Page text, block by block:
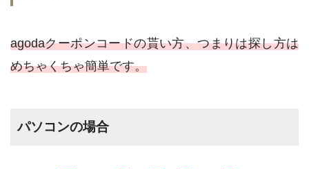
agodaクーポンコードの貰い方、つまりは探し方は
めちゃくちゃ簡単です。
パソコンの場合